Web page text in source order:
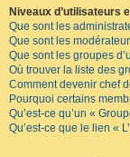
Niveaux d’utilisateurs
Que sont les
Que sont les
Que sont les groupes
Où trouver la liste des
Comment devenir chef
Pourquoi certains
Qu’est-ce qu’un «
Qu’est-ce que le lien «